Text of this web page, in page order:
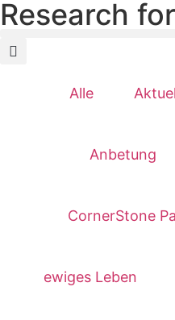
Research
Alle
Anbetung
CornerStone
ewiges Leben